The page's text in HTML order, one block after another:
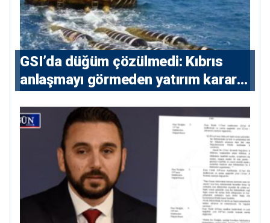
GSI’da düğüm çözülmedi: Kıbrıs
anlaşmayı görmeden yatırım kararı